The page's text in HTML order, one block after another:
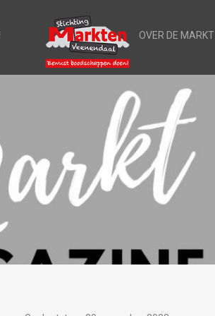
OVER DE MARKT